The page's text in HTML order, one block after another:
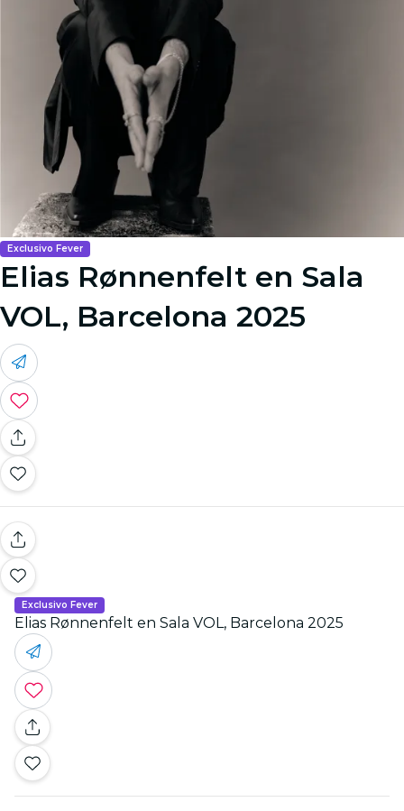
Exclusivo Fever
Elias Rønnenfelt en Sala
VOL, Barcelona 2025
Exclusivo Fever
Elias Rønnenfelt en Sala VOL, Barcelona 2025